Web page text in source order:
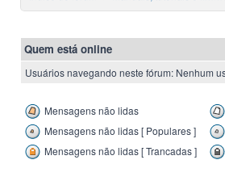
Quem está online
Usuários navegando neste fórum: Nenhum
Mensagens não lidas
Mensagens não lidas [ Populares ]
Mensagens não lidas [ Trancadas ]